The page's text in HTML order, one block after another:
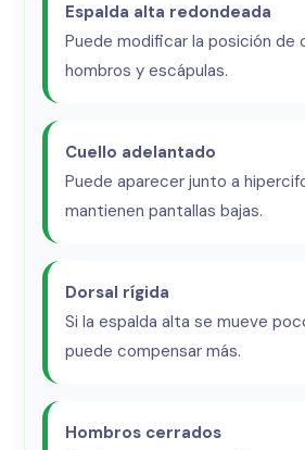
Espalda alta redondeada
Puede modificar la posición de
hombros y escápulas.
Cuello adelantado
Puede aparecer junto a
mantienen pantallas bajas.
Dorsal rígida
Si la espalda alta se mueve
puede compensar más.
Hombros cerrados